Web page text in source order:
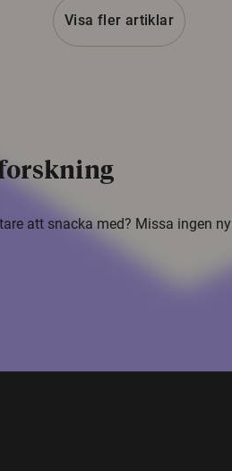
Visa fler artiklar
att snacka med? Missa ingen ny